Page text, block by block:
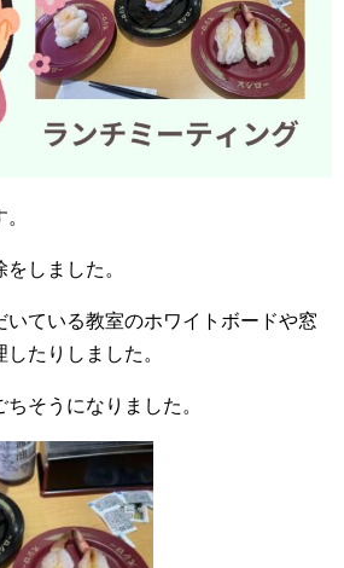
しました。
いている教室のホワイトボードや窓
たりしました。
そうになりました。